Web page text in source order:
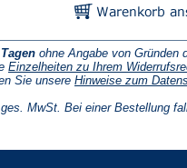
ohne Angabe von Gründen
Einzelheiten zu Ihrem
Sie unsere Hinweise zum
MwSt. Bei einer Bestellung